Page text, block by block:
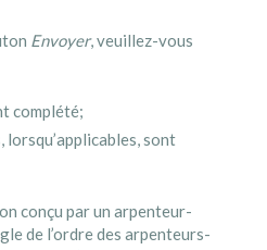
Envoyer, veuillez-vous
complété;
lorsqu’applicables, sont
conçu par un arpenteur-
de l’ordre des arpenteurs-